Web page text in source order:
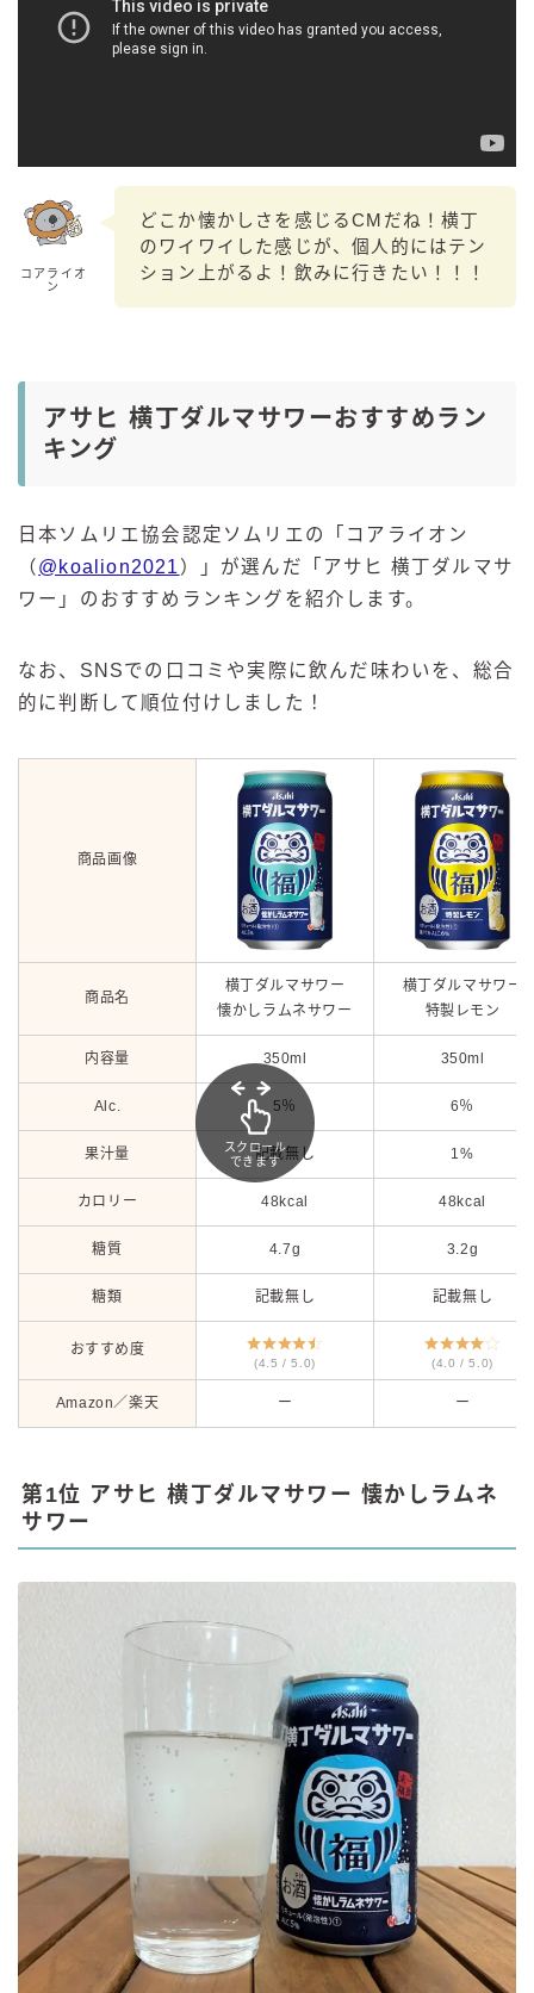
コアライオ
ン
どこか懐かしさを感じるCMだね！横丁
のワイワイした感じが、個人的にはテン
ション上がるよ！飲みに行きたい！！！
アサヒ 横丁ダルマサワーおすすめラン
キング
日本ソムリエ協会認定ソムリエの「コアライオン
（ @koalion2021 ）」が選んだ「アサヒ 横丁ダルマサ
ワー」のおすすめランキングを紹介します。
なお、SNSでの口コミや実際に飲んだ味わいを、総合
的に判断して順位付けしました！
商品画像
商品名
横丁ダルマサワー
懐かしラムネサワー
横丁ダルマサワー
特製レモン
内容量 350ml 350ml
Alc. 5％ 6％
果汁量 記載無し 1%
カロリー 48kcal 48kcal
糖質 4.7g 3.2g
糖類 記載無し 記載無し
おすすめ度
(4.5 / 5.0) (4.0 / 5.0)
Amazon／楽天 ー ー
スクロール
できます
第1位 アサヒ 横丁ダルマサワー 懐かしラムネ
サワー